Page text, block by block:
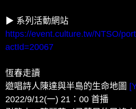
▶ 系列活動網站
https://event.culture.tw/NTSO/
actId=20067
恆春走讀
遊唱詩人陳達與半島的生命地圖
2022/9/12(一) 21：00 首播